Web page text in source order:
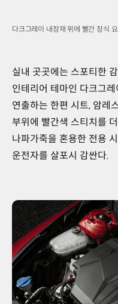
다크그레이 내장재 위에 빨간 장식
실내 곳곳에는 스포티한
인테리어 테마인 다크그
연출하는 한편 시트, 암레
부위에 빨간색 스티치를
나파가죽을 혼용한 전용
운전자를 살포시 감싼다.